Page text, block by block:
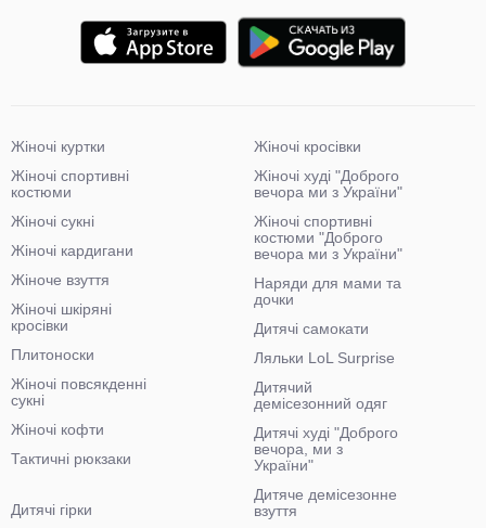
Жіночі куртки
Жіночі спортивні
костюми
Жіночі сукні
Жіночі кардигани
Жіноче взуття
Жіночі шкіряні
кросівки
Плитоноски
Жіночі повсякденні
сукні
Жіночі кофти
Тактичні рюкзаки
Жіночі кросівки
Жіночі худі "Доброго
вечора ми з України"
Жіночі спортивні
костюми "Доброго
вечора ми з України"
Наряди для мами та
дочки
Дитячі самокати
Ляльки LoL Surprise
Дитячий
демісезонний одяг
Дитячі худі "Доброго
вечора, ми з
України"
Дитяче демісезонне
взуття
Дитячі гірки